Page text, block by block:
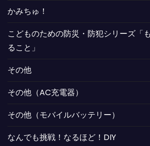
かみちゅ！
こどものための防災・防犯シリーズ「
ること」
その他
その他（AC充電器）
その他（モバイルバッテリー）
なんでも挑戦！なるほど！DIY